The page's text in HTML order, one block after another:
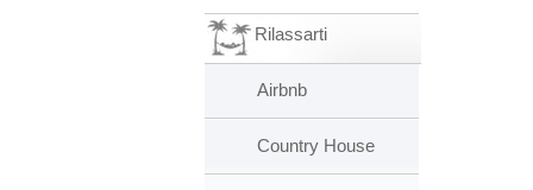
Rilassarti
Airbnb
Country House